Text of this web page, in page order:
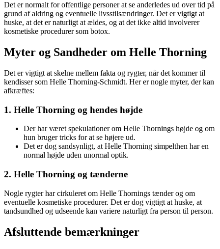
Det er normalt for offentlige personer at se anderledes ud over tid på
grund af aldring og eventuelle livsstilsændringer. Det er vigtigt at
huske, at det er naturligt at ældes, og at det ikke altid involverer
kosmetiske procedurer som botox.
Myter og Sandheder om Helle Thorning
Det er vigtigt at skelne mellem fakta og rygter, når det kommer til
kendisser som Helle Thorning-Schmidt. Her er nogle myter, der kan
afkræftes:
1. Helle Thorning og hendes højde
Der har været spekulationer om Helle Thornings højde og om
hun bruger tricks for at se højere ud.
Det er dog sandsynligt, at Helle Thorning simpelthen har en
normal højde uden unormal optik.
2. Helle Thorning og tænderne
Nogle rygter har cirkuleret om Helle Thornings tænder og om
eventuelle kosmetiske procedurer. Det er dog vigtigt at huske, at
tandsundhed og udseende kan variere naturligt fra person til person.
Afsluttende bemærkninger